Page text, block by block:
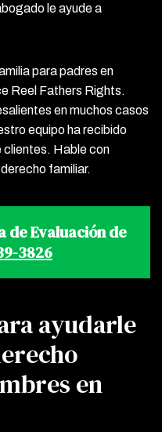
le ayude a
para padres en
Reel Fathers Rights.
en muchos casos
equipo ha recibido
clientes. Hable con
familiar.
de Evaluación de
3826
ayudarle
en